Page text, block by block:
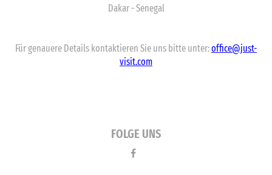
Dakar - Senegal
Für genauere Details kontaktieren Sie uns bitte unter:office@just-
visit.com
FOLGE UNS